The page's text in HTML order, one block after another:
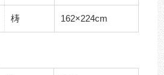
梼 162×224cm